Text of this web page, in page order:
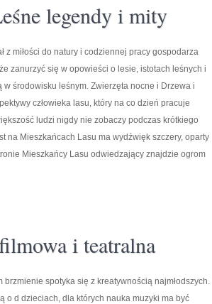
legendy i mity
z miłości do natury i codziennej pracy gospodarza
zanurzyć się w opowieści o lesie, istotach leśnych i
w środowisku leśnym. Zwierzęta nocne i Drzewa i
człowieka lasu, który na co dzień pracuje
ludzi nigdy nie zobaczy podczas krótkiego
na Mieszkańcach Lasu ma wydźwięk szczery, oparty
Mieszkańcy Lasu odwiedzający znajdzie ogrom
i teatralna
brzmienie spotyka się z kreatywnością najmłodszych.
o d dzieciach, dla których nauka muzyki ma być